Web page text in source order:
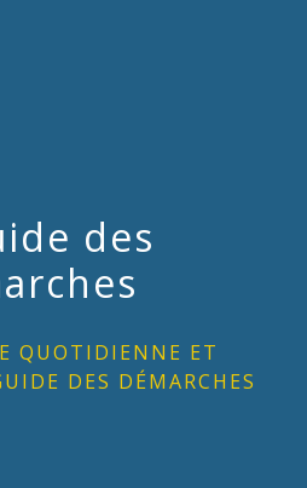
des
QUOTIDIENNE ET
DES DÉMARCHES